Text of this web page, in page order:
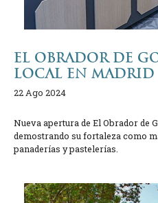
EL OBRADOR DE
LOCAL EN MADRID
22 Ago 2024
Nueva apertura de El Obrador de
demostrando su fortaleza como
panaderías y pastelerías.